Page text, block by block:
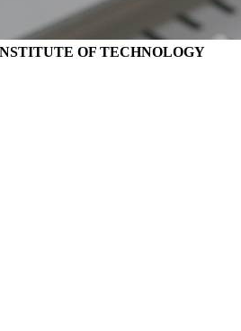
OF TECHNOLOGY